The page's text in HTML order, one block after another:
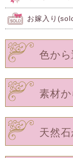
お嫁入り
色から
素材
天然